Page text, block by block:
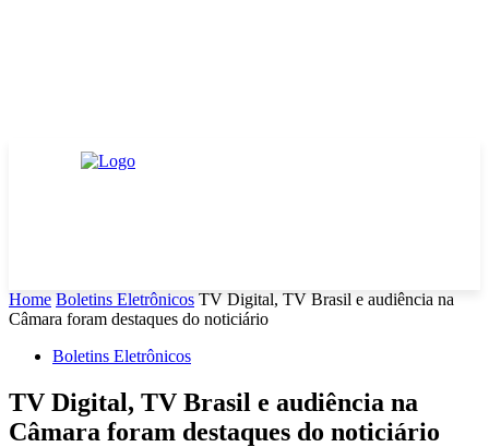
Home Boletins Eletrônicos TV Digital, TV Brasil e audiência na
Câmara foram destaques do noticiário
Boletins Eletrônicos
TV Digital, TV Brasil e audiência na
Câmara foram destaques do noticiário